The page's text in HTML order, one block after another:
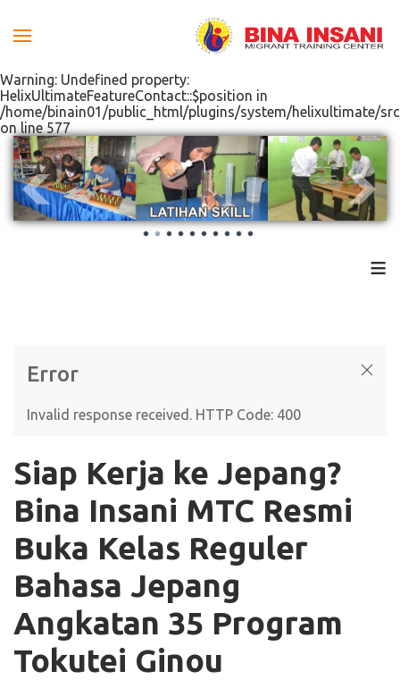
Warning: Undefined property:
HelixUltimateFeatureContact::$position in
/home/binain01/public_html/plugins/system/helixultimate/
on line 577
≡
Error
Invalid response received. HTTP Code: 400
Siap Kerja ke Jepang?
Bina Insani MTC Resmi
Buka Kelas Reguler
Bahasa Jepang
Angkatan 35 Program
Tokutei Ginou